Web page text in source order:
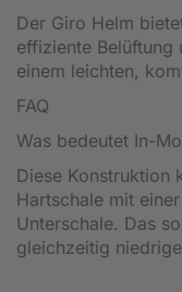
Der Giro Helm
effiziente Belüftung
einem leichten,
FAQ
Was bedeutet In-
Diese Konstruktion
Hartschale mit
Unterschale. Das
gleichzeitig